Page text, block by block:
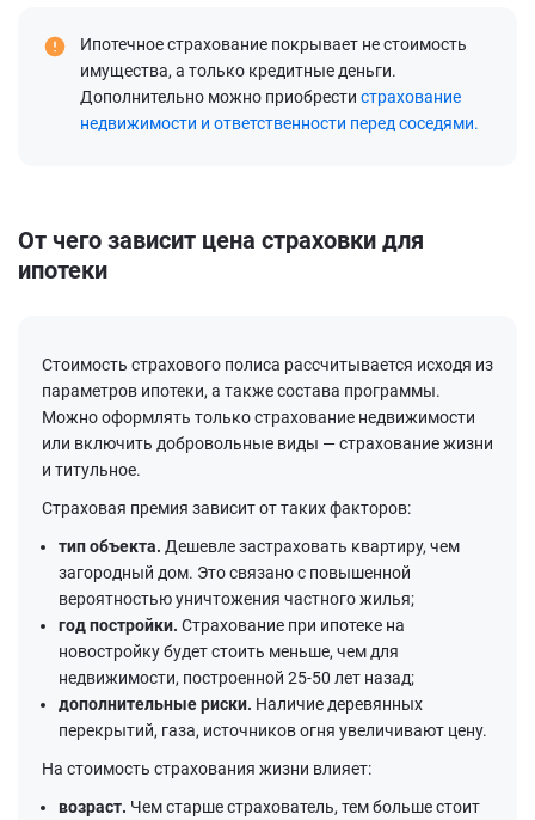
Ипотечное страхование покрывает не стоимость
имущества, а только кредитные деньги.
Дополнительно можно приобрести страхование
недвижимости и ответственности перед соседями.
От чего зависит цена страховки для
ипотеки
Стоимость страхового полиса рассчитывается исходя из
параметров ипотеки, а также состава программы.
Можно оформлять только страхование недвижимости
или включить добровольные виды — страхование жизни
и титульное.
Страховая премия зависит от таких факторов:
тип объекта. Дешевле застраховать квартиру, чем
загородный дом. Это связано с повышенной
вероятностью уничтожения частного жилья;
год постройки. Страхование при ипотеке на
новостройку будет стоить меньше, чем для
недвижимости, построенной 25-50 лет назад;
дополнительные риски. Наличие деревянных
перекрытий, газа, источников огня увеличивают цену.
На стоимость страхования жизни влияет:
возраст. Чем старше страхователь, тем больше стоит